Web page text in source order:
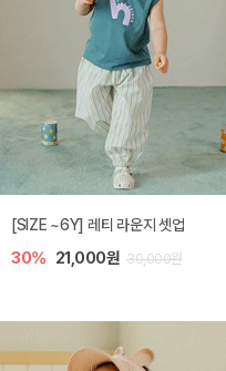
[SIZE ~6Y] 레티 라운지 셋업
30% 21,000원 30,000원